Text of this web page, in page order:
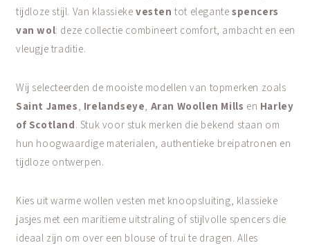
tijdloze stijl. Van klassiekevesten tot elegantespencers
van wol: deze collectie combineert comfort, ambacht en een
vleugje traditie.
Wij selecteerden de mooiste modellen van topmerken zoals
Saint James, Irelandseye, Aran Woollen Mills en Harley
of Scotland. Stuk voor stuk merken die bekend staan om
hun hoogwaardige materialen, authentieke breipatronen en
tijdloze ontwerpen.
Kies uit warme wollen vesten met knoopsluiting, klassieke
jasjes met een maritieme uitstraling of stijlvolle spencers die
ideaal zijn om over een blouse of trui te dragen. Alles